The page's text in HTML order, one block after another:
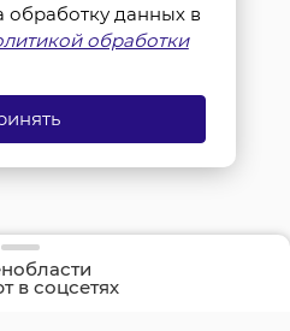
в соцсетях
обработку данных в
обработки